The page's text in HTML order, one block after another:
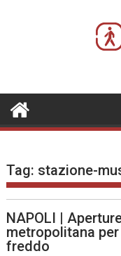
Tag: stazione-
NAPOLI |
metropolitana per
freddo